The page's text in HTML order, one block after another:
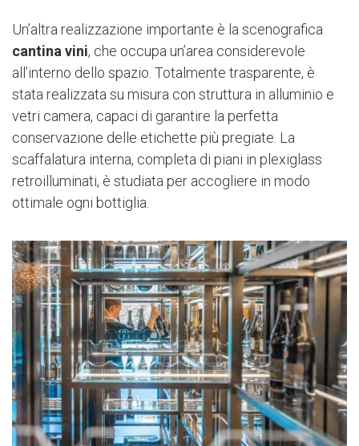
Un’altra realizzazione importante è la scenografica
cantina vini, che occupa un’area considerevole
all’interno dello spazio. Totalmente trasparente, è
stata realizzata su misura con struttura in alluminio e
vetri camera, capaci di garantire la perfetta
conservazione delle etichette più pregiate. La
scaffalatura interna, completa di piani in plexiglass
retroilluminati, è studiata per accogliere in modo
ottimale ogni bottiglia.